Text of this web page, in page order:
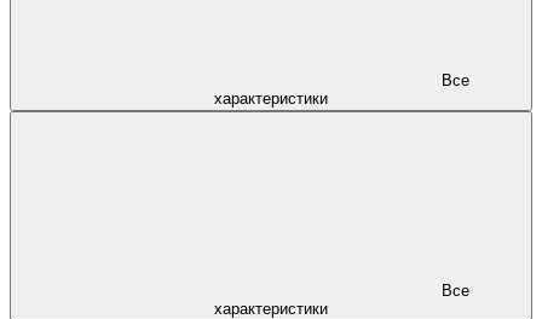
характеристики
характеристики